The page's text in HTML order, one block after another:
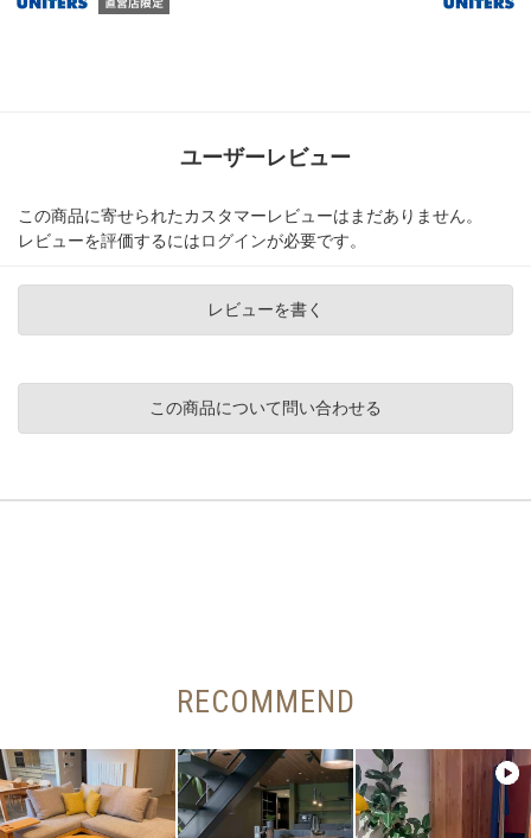
ユーザーレビュー
この商品に寄せられたカスタマーレビューはまだありません。
レビューを評価するにはログインが必要です。
レビューを書く
この商品について問い合わせる
RECOMMEND